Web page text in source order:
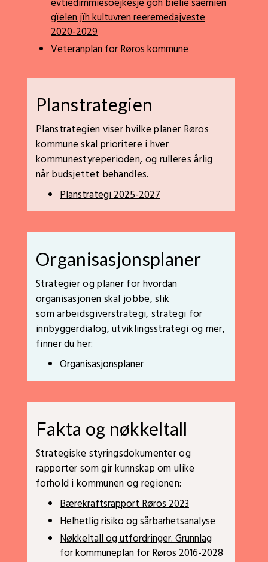
evtiedimmiesoejkesje goh bielie saemien
gïelen jïh kultuvren reeremedajveste
2020-2029
Veteranplan for Røros kommune
Planstrategien
Planstrategien viser hvilke planer Røros
kommune skal prioritere i hver
kommunestyreperioden, og rulleres årlig
når budsjettet behandles.
Planstrategi 2025-2027
Organisasjonsplaner
Strategier og planer for hvordan
organisasjonen skal jobbe, slik
som arbeidsgiverstrategi, strategi for
innbyggerdialog, utviklingsstrategi og mer,
finner du her:
Organisasjonsplaner
Fakta og nøkkeltall
Strategiske styringsdokumenter og
rapporter som gir kunnskap om ulike
forhold i kommunen og regionen:
Bærekraftsrapport Røros 2023
Helhetlig risiko og sårbarhetsanalyse
Nøkkeltall og utfordringer. Grunnlag
for kommuneplan for Røros 2016-2028